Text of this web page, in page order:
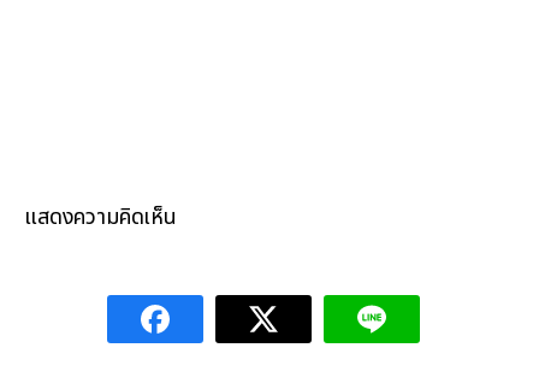
แสดงความคิดเห็น